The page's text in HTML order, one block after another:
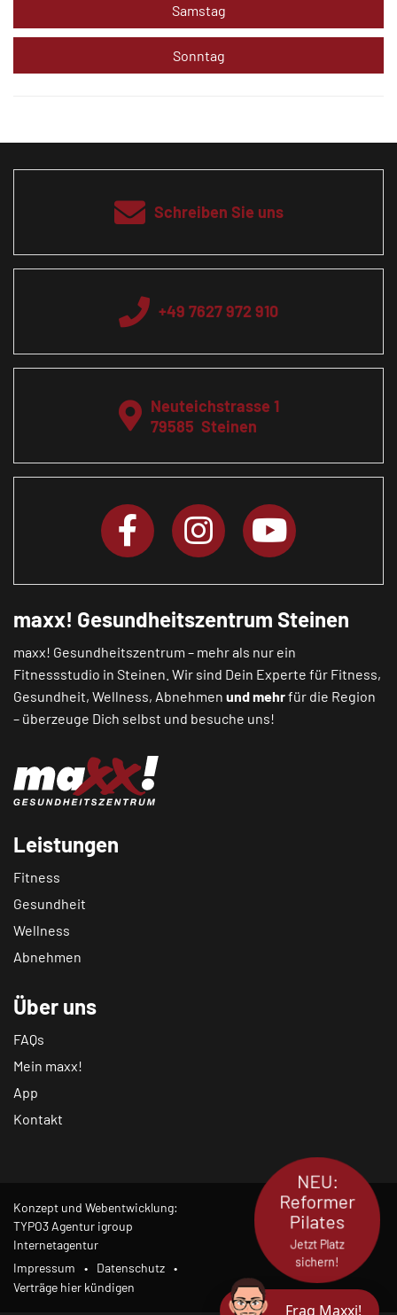
Samstag
Sonntag
Schreiben Sie uns
+49 7627 972 910
Neuteichstrasse 1
79585 Steinen
maxx! Gesundheitszentrum Steinen
maxx! Gesundheitszentrum – mehr als nur ein
Fitnessstudio in Steinen. Wir sind Dein Experte für Fitness,
Gesundheit, Wellness, Abnehmen und mehrfür die Region
– überzeuge Dich selbst und besuche uns!
Leistungen
Fitness
Gesundheit
Wellness
Abnehmen
Über uns
FAQs
Mein maxx!
App
Kontakt
Konzept und Webentwicklung:
TYPO3 Agentur igroup
Internetagentur
Impressum
Datenschutz
Verträge hier kündigen
NEU:
Reformer
Pilates
Jetzt Platz
sichern!
Frag Maxxi!